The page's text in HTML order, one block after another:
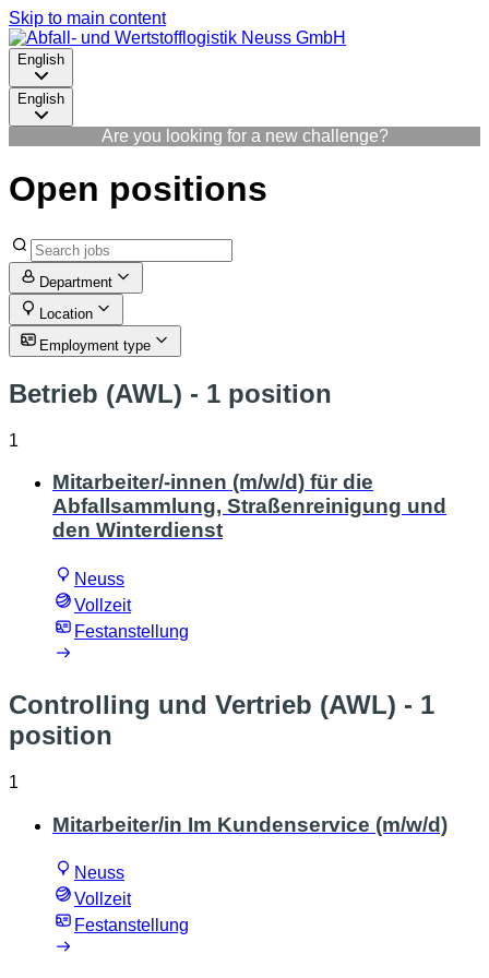
Skip to main content
English
English
Are you looking for a new challenge?
Open positions
Department
Location
Employment type
Betrieb (AWL) - 1 position
1
Mitarbeiter/-innen (m/w/d) für die
Abfallsammlung, Straßenreinigung und
den Winterdienst
Neuss
Vollzeit
Festanstellung
Controlling und Vertrieb (AWL) - 1
position
1
Mitarbeiter/in Im Kundenservice (m/w/d)
Neuss
Vollzeit
Festanstellung